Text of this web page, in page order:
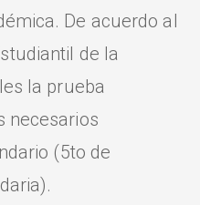
De acuerdo al
de la
la prueba
necesarios
(5to de